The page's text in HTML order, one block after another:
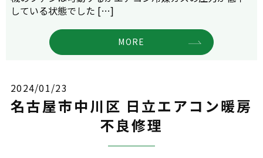
している状態でした […]
MORE
2024/01/23
名古屋市中川区 日立エアコン暖房
不良修理